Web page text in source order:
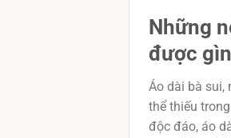
Những
được
Áo dài bà sui,
thể thiếu
độc đáo, áo